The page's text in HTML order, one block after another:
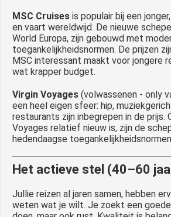
MSC Cruises is populair bij een
en vaart wereldwijd. De nieuwe
World Europa, zijn gebouwd met
toegankelijkheidsnormen. De prijzen
MSC interessant maakt voor jongere
wat krapper budget.
Virgin Voyages (volwassenen - only
een heel eigen sfeer: hip,
restaurants zijn inbegrepen in de prijs.
Voyages relatief nieuw is, zijn de
hedendaagse
Het actieve stel (40–60
Jullie reizen al jaren samen, hebben
weten wat je wilt. Je zoekt een